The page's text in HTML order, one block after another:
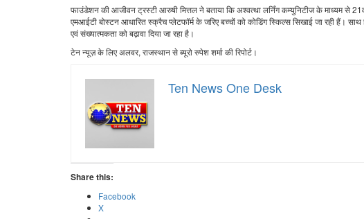
फाउंडेशन की आजीवन ट्रस्टी आरुषी मित्तल ने बताया कि अश्वत्था लर्निंग कम्युनिटीज के माध्यम से
एमआईटी बोस्टन आधारित स्क्रैच प्लेटफॉर्म के जरिए बच्चों को कोडिंग स्किल्स सिखाई जा रही हैं।
एवं संख्यात्मकता को बढ़ावा दिया जा रहा है।
टेन न्यूज़ के लिए अलवर, राजस्थान से ब्यूरो रुपेश शर्मा की रिपोर्ट।
Ten News One Desk
Share this:
Facebook
X